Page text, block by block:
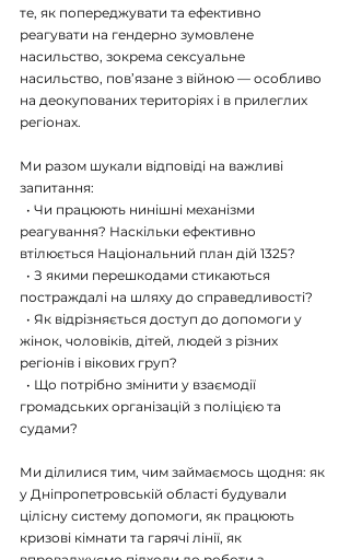
те, як попереджувати та ефективно
реагувати на гендерно зумовлене
насильство, зокрема сексуальне
насильство, пов’язане з війною — особливо
на деокупованих територіях і в прилеглих
регіонах.
Ми разом шукали відповіді на важливі
запитання:
• Чи працюють нинішні механізми
реагування? Наскільки ефективно
втілюється Національний план дій 1325?
• З якими перешкодами стикаються
постраждалі на шляху до справедливості?
• Як відрізняється доступ до допомоги у
жінок, чоловіків, дітей, людей з різних
регіонів і вікових груп?
• Що потрібно змінити у взаємодії
громадських організацій з поліцією та
судами?
Ми ділилися тим, чим займаємось щодня: як
у Дніпропетровській області будували
цілісну систему допомоги, як працюють
кризові кімнати та гарячі лінії, як